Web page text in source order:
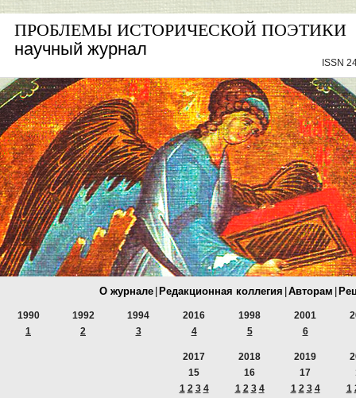
ПРОБЛЕМЫ ИСТОРИЧЕСКОЙ ПОЭТИКИ
научный журнал
ISSN
О журнале Редакционная коллегия Авторам
1990
1
1992
2
1994
3
2016
4
1998
5
2001
6
2017
15
1 2 3 4
2018
16
1 2 3 4
2019
17
1 2 3 4
1